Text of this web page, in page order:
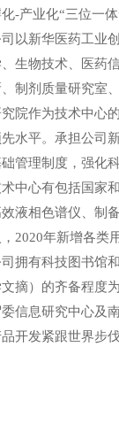
化-产业化“三位一
以新华医药工业
生物技术、医药
、制剂质量研究室
院作为技术中心
水平。承担公司
管理制度，强化
中心有包括国家
液相色谱仪、制
，2020年新增各类
拥有科技图书馆
摘）的齐备程度
委信息研究中心及
品开发紧跟世界步